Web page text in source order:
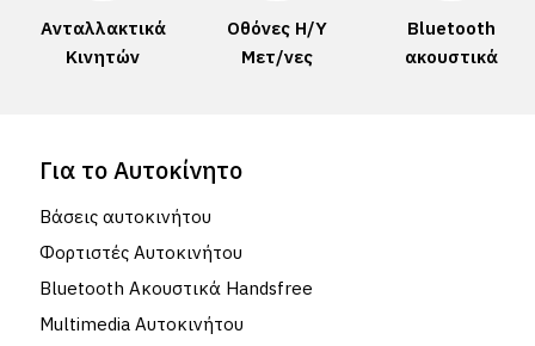
Ανταλλακτικά
Κινητών
Οθόνες Η/Υ
Μετ/νες
Bluetooth
ακουστικά
Για το Αυτοκίνητο
Βάσεις αυτοκινήτου
Φορτιστές Αυτοκινήτου
Bluetooth Ακουστικά Handsfree
Multimedia Αυτοκινήτου